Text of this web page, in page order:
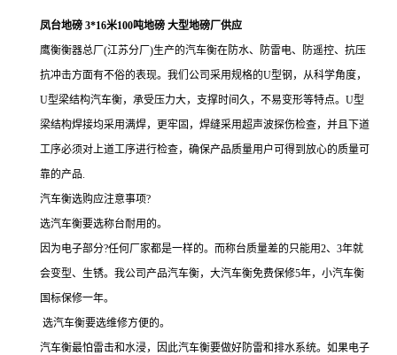
凤台地磅 3*16米100吨地磅 大型地磅厂供应
鹰衡衡器总厂(江苏分厂)生产的汽车衡在防水、防雷电、防遥控、抗压
抗冲击方面有不俗的表现。 我们公司采用规格的U型钢，从科学角度，
U型梁结构汽车衡，承受压力大，支撑时间久，不易变形等特点。U型
梁结构焊接均采用满焊，更牢固，焊缝采用超声波探伤检查，并且下道
工序必须对上道工序进行检查，确保产品质量用户可得到放心的质量可
靠的产品.
汽车衡选购应注意事项?
选汽车衡要选称台耐用的。
因为电子部分?任何厂家都是一样的。而称台质量差的只能用2、3年就
会变型、生锈。我公司产品汽车衡，大汽车衡免费保修5年，小汽车衡
国标保修一年。
选汽车衡要选维修方便的。
汽车衡最怕雷击和水浸，因此汽车衡要做好防雷和排水系统。如果电子